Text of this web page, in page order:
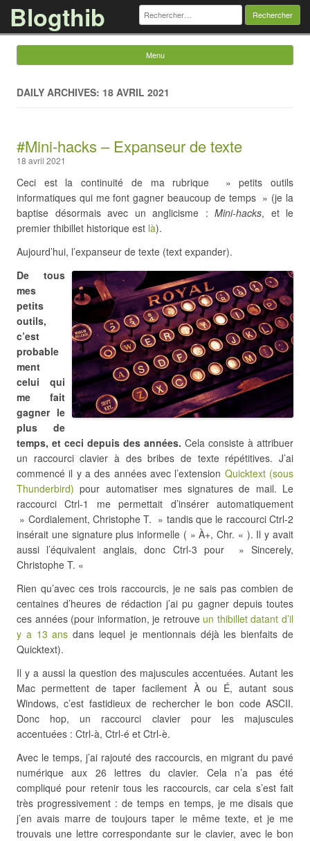
Blogthib Rechercher :
Menu
DAILY ARCHIVES: 18 AVRIL 2021
#Mini-hacks – Expanseur de texte
18 avril 2021
Ceci est la continuité de ma rubrique » petits outils
informatiques qui me font gagner beaucoup de temps » (je la
baptise désormais avec un anglicisme : Mini-hacks, et le
premier thibillet historique est là).
Aujourd’hui, l’expanseur de texte (text expander).
De tous
mes
petits
outils,
c’est
probable
ment
celui qui
me fait
gagner le
plus de
temps, et ceci depuis des années. Cela consiste à attribuer
un raccourci clavier à des bribes de texte répétitives. J’ai
commencé il y a des années avec l’extension Quicktext (sous
Thunderbird) pour automatiser mes signatures de mail. Le
raccourci Ctrl-1 me permettait d’insérer automatiquement
» Cordialement, Christophe T. » tandis que le raccourci Ctrl-2
insérait une signature plus informelle ( » À+, Chr. « ). Il y avait
aussi l’équivalent anglais, donc Ctrl-3 pour » Sincerely,
Christophe T. «
Rien qu’avec ces trois raccourcis, je ne sais pas combien de
centaines d’heures de rédaction j’ai pu gagner depuis toutes
ces années (pour information, je retrouve un thibillet datant d’il
y a 13 ans dans lequel je mentionnais déjà les bienfaits de
Quicktext).
Il y a aussi la question des majuscules accentuées. Autant les
Mac permettent de taper facilement À ou É, autant sous
Windows, c’est fastidieux de rechercher le bon code ASCII.
Donc hop, un raccourci clavier pour les majuscules
accentuées : Ctrl-à, Ctrl-é et Ctrl-è.
Avec le temps, j’ai rajouté des raccourcis, en migrant du pavé
numérique aux 26 lettres du clavier. Cela n’a pas été
compliqué pour retenir tous les raccourcis, car cela s’est fait
très progressivement : de temps en temps, je me disais que
j’en avais marre de toujours taper le même texte, et je me
trouvais une lettre correspondante sur le clavier, avec le bon